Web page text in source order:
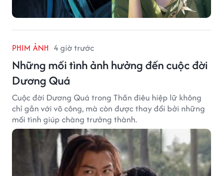
PHIM ẢNH 4 giờ trước
Những mối tình ảnh hưởng đến cuộc đời
Dương Quá
Cuộc đời Dương Quá trong Thần điêu hiệp lữ không
chỉ gắn với võ công, mà còn được thay đổi bởi những
mối tình giúp chàng trưởng thành.